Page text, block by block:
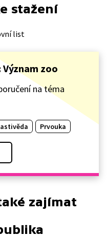
stažení
list
zoo
na téma
Prvouka
zajímat